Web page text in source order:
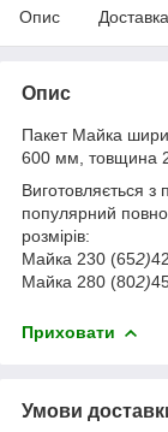
Опис Доставка
Опис
Пакет Майка
600 мм, товщина
Виготовляється з
популярний
розмірів:
Майка 230 (652)
Майка 280 (802)
Приховати
Умови